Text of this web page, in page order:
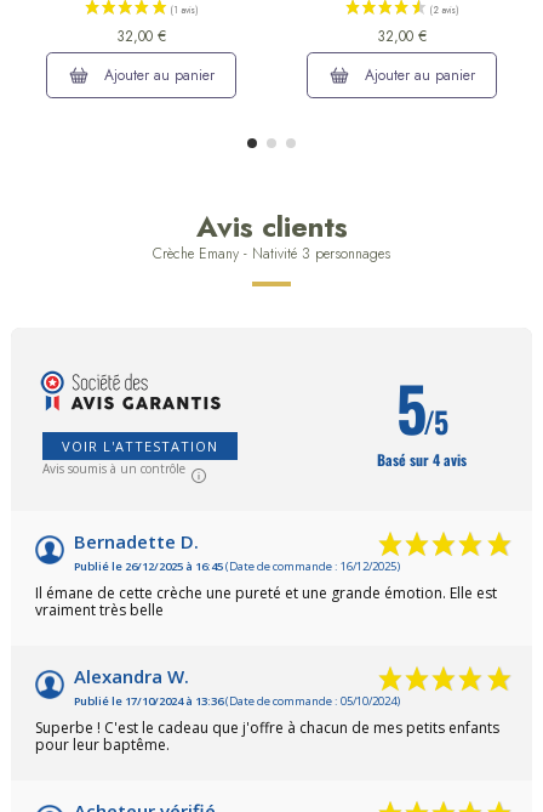
32,00 €
Ajouter au panier
32,00 €
Ajouter au panier
Avis clients
Crèche Emany - Nativité 3 personnages
VOIR L'ATTESTATION
Avis soumis à un contrôle
5/5
Basé sur 4 avis
Bernadette D.
Publié le 26/12/2025 à 16:45(Date de commande : 16/12/2025)
Il émane de cette crèche une pureté et une grande émotion. Elle est
vraiment très belle
Alexandra W.
Publié le 17/10/2024 à 13:36(Date de commande : 05/10/2024)
Superbe ! C'est le cadeau que j'offre à chacun de mes petits enfants
pour leur baptême.